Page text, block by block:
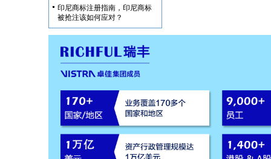
印尼商标注册指南，印尼商标
被抢注该如何应对？